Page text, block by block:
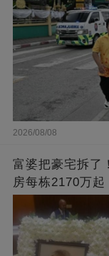
2026/08/08
富婆把豪宅拆了
房每栋2170万起